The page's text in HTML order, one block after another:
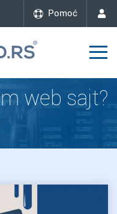
Pomoć
web sajt?